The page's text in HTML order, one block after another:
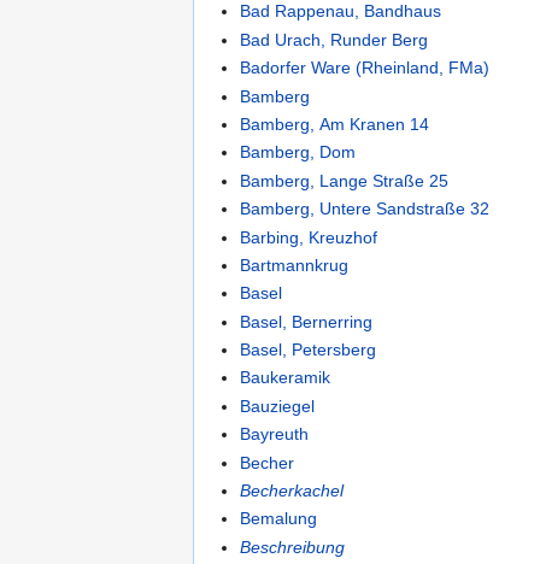
Bad Rappenau, Bandhaus
Bad Urach, Runder Berg
Badorfer Ware (Rheinland, FMa)
Bamberg
Bamberg, Am Kranen 14
Bamberg, Dom
Bamberg, Lange Straße 25
Bamberg, Untere Sandstraße 32
Barbing, Kreuzhof
Bartmannkrug
Basel
Basel, Bernerring
Basel, Petersberg
Baukeramik
Bauziegel
Bayreuth
Becher
Becherkachel
Bemalung
Beschreibung